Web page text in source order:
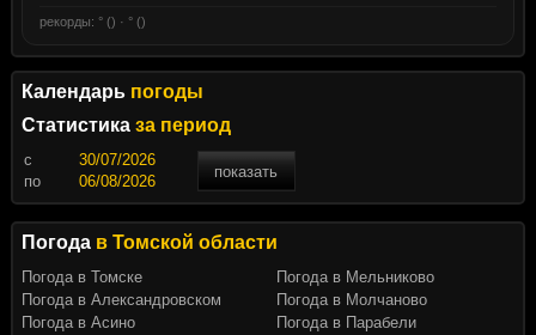
рекорды: ° () · ° ()
Календарь погоды
Статистика за период
c
показать
по
Погода в Томской области
Погода в Томске
Погода в Александровском
Погода в Асино
Погода в Мельниково
Погода в Молчаново
Погода в Парабели